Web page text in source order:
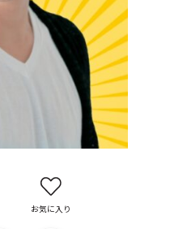
お気に入り